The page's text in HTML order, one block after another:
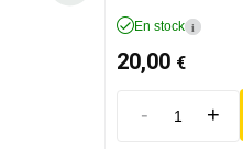
En stock i
20,00 €
- +